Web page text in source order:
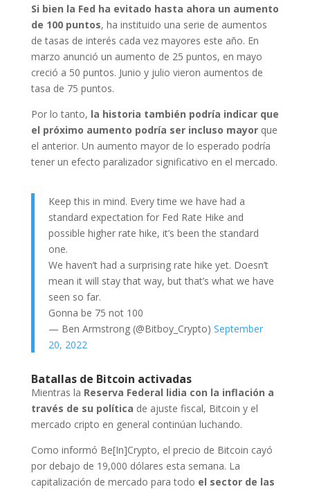
Si bien la Fed ha evitado hasta ahora un aumento
de 100 puntos, ha instituido una serie de aumentos
de tasas de interés cada vez mayores este año. En
marzo anunció un aumento de 25 puntos, en mayo
creció a 50 puntos. Junio ​​y julio vieron aumentos de
tasa de 75 puntos.
Por lo tanto, la historia también podría indicar que
el próximo aumento podría ser incluso mayorque
el anterior. Un aumento mayor de lo esperado podría
tener un efecto paralizador significativo en el mercado.
Keep this in mind. Every time we have had a
standard expectation for Fed Rate Hike and
possible higher rate hike, it’s been the standard
one.
We haven’t had a surprising rate hike yet. Doesn’t
mean it will stay that way, but that’s what we have
seen so far.
Gonna be 75 not 100
— Ben Armstrong (@Bitboy_Crypto) September
20, 2022
Batallas de Bitcoin activadas
Mientras la Reserva Federal lidia con la inflación a
través de su política de ajuste fiscal, Bitcoin y el
mercado cripto en general continúan luchando.
Como informó Be[In]Crypto, el precio de Bitcoin cayó
por debajo de 19,000 dólares esta semana. La
capitalización de mercado para todo el sector de las